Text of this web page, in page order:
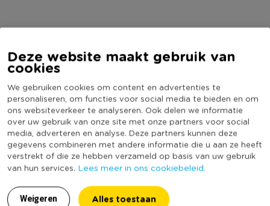
Deze website maakt gebruik van
cookies
We gebruiken cookies om content en advertenties te
personaliseren, om functies voor social media te bieden en om
ons websiteverkeer te analyseren. Ook delen we informatie
over uw gebruik van onze site met onze partners voor social
media, adverteren en analyse. Deze partners kunnen deze
gegevens combineren met andere informatie die u aan ze heeft
verstrekt of die ze hebben verzameld op basis van uw gebruik
van hun services. Lees meer in ons cookiebeleid.
Weigeren Alles toestaan
Schaal relief - bruin -
ø11x6.5 cm
Schaal relief - bruin -
ø13x7.6 cm
Mokje relief -